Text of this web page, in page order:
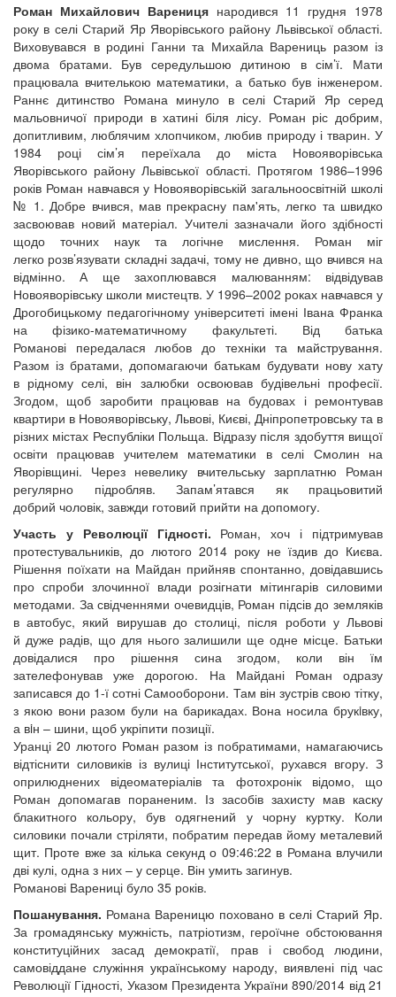
Роман Михайлович Варениця народився 11 грудня 1978
року в селі Старий Яр Яворівського району Львівської області.
Виховувався в родині Ганни та Михайла Варениць разом із
двома братами. Був середульшою дитиною в сім’ї. Мати
працювала вчителькою математики, а батько був інженером.
Раннє дитинство Романа минуло в селі Старий Яр серед
мальовничої природи в хатині біля лісу. Роман ріс добрим,
допитливим, люблячим хлопчиком, любив природу і тварин. У
1984 році сім’я переїхала до міста Новояворівська
Яворівського району Львівської області. Протягом 1986–1996
років Роман навчався у Новояворівській загальноосвітній школі
№ 1. Добре вчився, мав прекрасну пам'ять, легко та швидко
засвоював новий матеріал. Учителі зазначали його здібності
щодо точних наук та логічне мислення. Роман міг
легко розв’язувати складні задачі, тому не дивно, що вчився на
відмінно. А ще захоплювався малюванням: відвідував
Новояворівську школи мистецтв. У 1996–2002 роках навчався у
Дрогобицькому педагогічному університеті імені Івана Франка
на фізико-математичному факультеті. Від батька
Романові передалася любов до техніки та майстрування.
Разом із братами, допомагаючи батькам будувати нову хату
в рідному селі, він залюбки освоював будівельні професії.
Згодом, щоб заробити працював на будовах і ремонтував
квартири в Новояворівську, Львові, Києві, Дніпропетровську та в
різних містах Республіки Польща. Відразу після здобуття вищої
освіти працював учителем математики в селі Смолин на
Яворівщині. Через невелику вчительську зарплатню Роман
регулярно підробляв. Запам’ятався як працьовитий
добрий чоловік, завжди готовий прийти на допомогу.
Участь у Революції Гідності. Роман, хоч і підтримував
протестувальників, до лютого 2014 року не їздив до Києва.
Рішення поїхати на Майдан прийняв спонтанно, довідавшись
про спроби злочинної влади розігнати мітингарів силовими
методами. За свідченнями очевидців, Роман підсів до земляків
в автобус, який вирушав до столиці, після роботи у Львові
й дуже радів, що для нього залишили ще одне місце. Батьки
довідалися про рішення сина згодом, коли він їм
зателефонував уже дорогою. На Майдані Роман одразу
записався до 1-ї сотні Самооборони. Там він зустрів свою тітку,
з якою вони разом були на барикадах. Вона носила брукiвку,
а вiн – шини, щоб укріпити позиції.
Уранці 20 лютого Роман разом із побратимами, намагаючись
відтіснити силовиків із вулиці Інститутської, рухався вгору. З
оприлюднених відеоматеріалів та фотохронік відомо, що
Роман допомагав пораненим. Із засобів захисту мав каску
блакитного кольору, був одягнений у чорну куртку. Коли
силовики почали стріляти, побратим передав йому металевий
щит. Проте вже за кілька секунд о 09:46:22 в Романа влучили
дві кулі, одна з них – у серце. Він умить загинув.
Романові Варениці було 35 років.
Пошанування. Романа Вареницю поховано в селі Старий Яр.
За громадянську мужність, патріотизм, героїчне обстоювання
конституційних засад демократії, прав і свобод людини,
самовіддане служіння українському народу, виявлені під час
Революції Гідності, Указом Президента України 890/2014 від 21